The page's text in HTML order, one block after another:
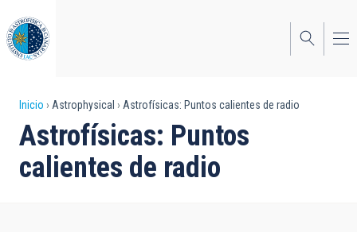
al
contenido
principal
Sobrescribir
enlaces
de
Inicio Astrophysical Astrofísicas: Puntos calientes de radio
Astrofísicas: Puntos
calientes de radio